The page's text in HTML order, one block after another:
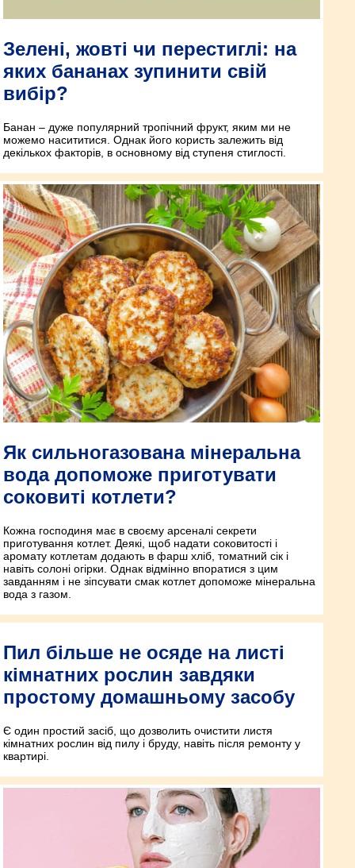
Зелені, жовті чи перестиглі: на
яких бананах зупинити свій
вибір?
Банан – дуже популярний тропічний фрукт, яким ми не
можемо насититися. Однак його користь залежить від
декількох факторів, в основному від ступеня стиглості.
Як сильногазована мінеральна
вода допоможе приготувати
соковиті котлети?
Кожна господиня має в своєму арсеналі секрети
приготування котлет. Деякі, щоб надати соковитості і
аромату котлетам додають в фарш хліб, томатний сік і
навіть солоні огірки. Однак відмінно впоратися з цим
завданням і не зіпсувати смак котлет допоможе мінеральна
вода з газом.
Пил більше не осяде на листі
кімнатних рослин завдяки
простому домашньому засобу
Є один простий засіб, що дозволить очистити листя
кімнатних рослин від пилу і бруду, навіть після ремонту у
квартирі.